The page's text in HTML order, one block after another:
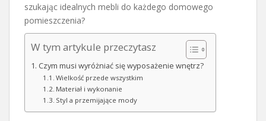
szukając idealnych mebli do każdego domowego
pomieszczenia?
W tym artykule przeczytasz
Czym musi wyróżniać się wyposażenie wnętrz?
Wielkość przede wszystkim
Materiał i wykonanie
Styl a przemijające mody